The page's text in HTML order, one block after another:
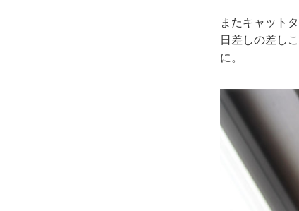
またキャット
日差しの差し
に。